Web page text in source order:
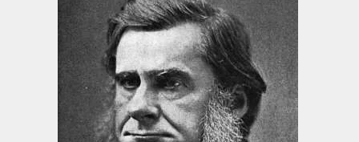
NEDİR?